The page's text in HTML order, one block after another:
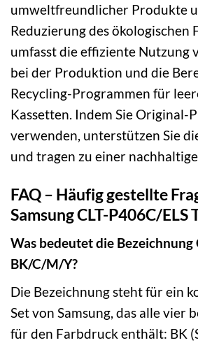
umweltfreundlicher Produkte
Reduzierung des ökologischen
umfasst die effiziente Nutzung
bei der Produktion und die
Recycling-Programmen für
Kassetten. Indem Sie Original-
verwenden, unterstützen Sie
und tragen zu einer
FAQ – Häufig gestellte
Samsung CLT-P406C/ELS
Was bedeutet die Bezeichnung
BK/C/M/Y?
Die Bezeichnung steht für ein
Set von Samsung, das alle vier
für den Farbdruck enthält: BK